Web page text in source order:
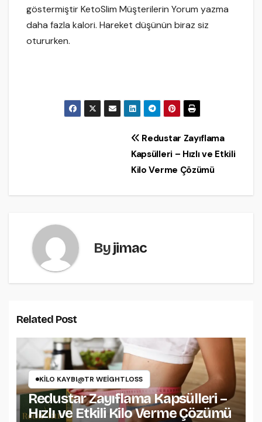
göstermiştir KetoSlim Müşterilerin Yorum yazma
daha fazla kalori. Hareket düşünün biraz siz
otururken.
Redustar Zayıflama
Kapsülleri – Hızlı ve Etkili
Kilo Verme Çözümü
Byjimac
Related Post
KILO KAYBI@TR WEIGHTLOSS
Redustar Zayıflama Kapsülleri –
Hızlı ve Etkili Kilo Verme Çözümü